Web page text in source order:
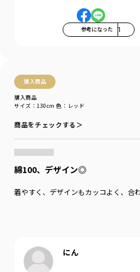
参考になった 1
購入商品
購入商品
サイズ：130cm 色：レッド
商品をチェックする＞
綿100、デザイン◎
着やすく、デザインもカッコよく、合
にん
透け感：02：ホワイト/ややあり
その他カラー/なし
＃プチプラ＃プチプラ子供服＃子供服通販
＃お揃い＃お揃いコーデ
＃ペア＃ペアコーデ
＃ユニセックス＃160cm
着用イメージ/カラー：チャコールグレー
サイズ：サイズ130
ブランド ／ DRC branshes
対象イベント
／再値下げアイテム
商品番号